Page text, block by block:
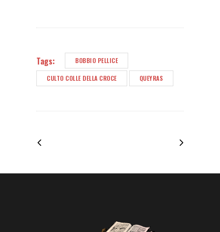
Tags: BOBBIO PELLICE
CULTO COLLE DELLA CROCE QUEYRAS